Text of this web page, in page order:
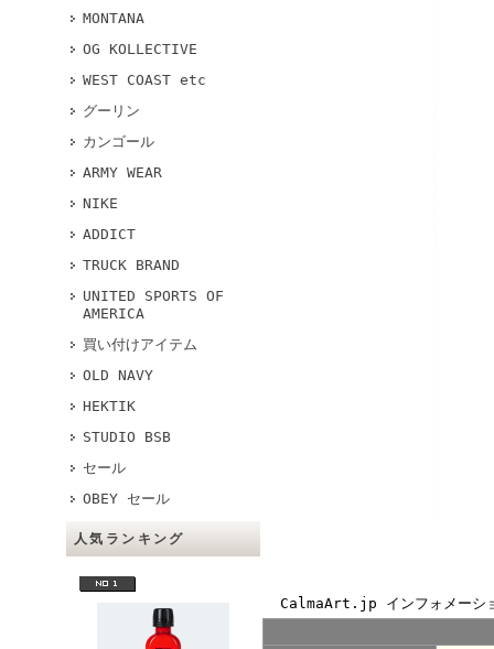
MONTANA
OG KOLLECTIVE
WEST COAST etc
グーリン
カンゴール
ARMY WEAR
NIKE
ADDICT
TRUCK BRAND
UNITED SPORTS OF
AMERICA
買い付けアイテム
OLD NAVY
HEKTIK
STUDIO BSB
セール
OBEY セール
人気ランキング
CalmaArt.jp インフォメーシ